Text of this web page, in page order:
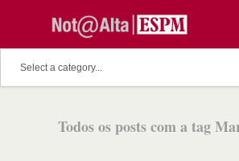
Todos os posts com a tag